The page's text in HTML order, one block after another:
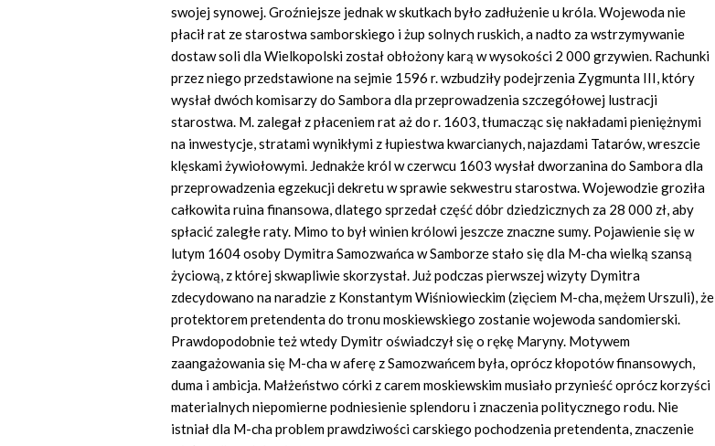
swojej synowej. Groźniejsze jednak w skutkach było zadłużenie u króla. Wojewoda nie
płacił rat ze starostwa samborskiego i żup solnych ruskich, a nadto za wstrzymywanie
dostaw soli dla Wielkopolski został obłożony karą w wysokości 2 000 grzywien. Rachunki
przez niego przedstawione na sejmie 1596 r. wzbudziły podejrzenia Zygmunta III, który
wysłał dwóch komisarzy do Sambora dla przeprowadzenia szczegółowej lustracji
starostwa. M. zalegał z płaceniem rat aż do r. 1603, tłumacząc się nakładami pieniężnymi
na inwestycje, stratami wynikłymi z łupiestwa kwarcianych, najazdami Tatarów, wreszcie
klęskami żywiołowymi. Jednakże król w czerwcu 1603 wysłał dworzanina do Sambora dla
przeprowadzenia egzekucji dekretu w sprawie sekwestru starostwa. Wojewodzie groziła
całkowita ruina finansowa, dlatego sprzedał część dóbr dziedzicznych za 28 000 zł, aby
spłacić zaległe raty. Mimo to był winien królowi jeszcze znaczne sumy. Pojawienie się w
lutym 1604 osoby Dymitra Samozwańca w Samborze stało się dla M-cha wielką szansą
życiową, z której skwapliwie skorzystał. Już podczas pierwszej wizyty Dymitra
zdecydowano na naradzie z Konstantym Wiśniowieckim (zięciem M-cha, mężem Urszuli), że
protektorem pretendenta do tronu moskiewskiego zostanie wojewoda sandomierski.
Prawdopodobnie też wtedy Dymitr oświadczył się o rękę Maryny. Motywem
zaangażowania się M-cha w aferę z Samozwańcem była, oprócz kłopotów finansowych,
duma i ambicja. Małżeństwo córki z carem moskiewskim musiało przynieść oprócz korzyści
materialnych niepomierne podniesienie splendoru i znaczenia politycznego rodu. Nie
istniał dla M-cha problem prawdziwości carskiego pochodzenia pretendenta, znaczenie